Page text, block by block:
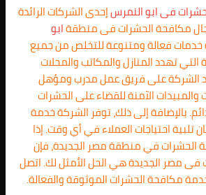
فىابو النمرسإحدى الشركات الرائدة
مكافحة الحشرات فى منطقةابو
خدمات فعالة ومتنوعة للتخلص من جميع
التي تهدد المنازل والمكاتب والمحلات
الشركة على فريق عمل مدرب ومؤهل
الآمنة للقضاء على الحشرات
بالإضافة إلى ذلك، توفر الشركة خدمة
تلبية احتياجات العملاء في أي وقت. إذا
في منطقة مصر الجديدة، فإن
مصر الجديدة هي الحل الأمثل لك. اتصل
مكافحة الحشرات الموثوقة والفعالة.